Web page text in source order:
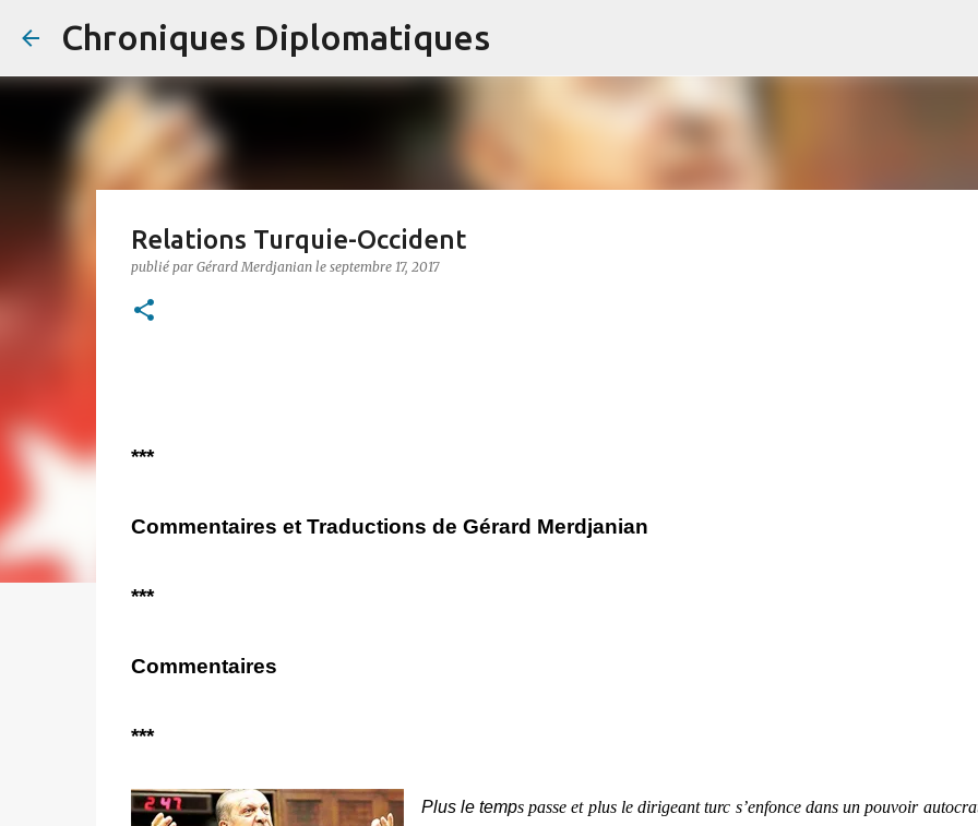
Chroniques Diplomatiques
Relations Turquie-Occident
publié par Gérard Merdjanian le septembre 17, 2017
***
Commentaires et Traductions de Gérard Merdjanian
***
Commentaires
***
Plus le temps passe et plus le dirigeant turc s’enfonce dans un pouvoir